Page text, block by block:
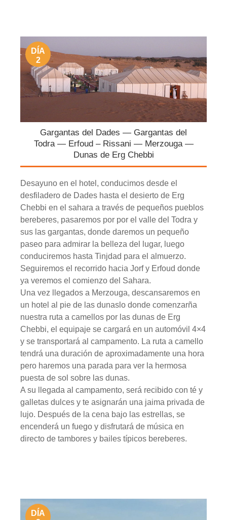
DÍA
2
Gargantas del Dades — Gargantas del
Todra — Erfoud – Rissani — Merzouga —
Dunas de Erg Chebbi
Desayuno en el hotel, conducimos desde el
desfiladero de Dades hasta el desierto de Erg
Chebbi en el sahara a través de pequeños pueblos
bereberes, pasaremos por por el valle del Todra y
sus las gargantas, donde daremos un pequeño
paseo para admirar la belleza del lugar, luego
conduciremos hasta Tinjdad para el almuerzo.
Seguiremos el recorrido hacia Jorf y Erfoud donde
ya veremos el comienzo del Sahara.
Una vez llegados a Merzouga, descansaremos en
un hotel al pie de las dunaslo donde comenzarña
nuestra ruta a camellos por las dunas de Erg
Chebbi, el equipaje se cargará en un automóvil 4×4
y se transportará al campamento. La ruta a camello
tendrá una duración de aproximadamente una hora
pero haremos una parada para ver la hermosa
puesta de sol sobre las dunas.
A su llegada al campamento, será recibido con té y
galletas dulces y te asignarán una jaima privada de
lujo. Después de la cena bajo las estrellas, se
encenderá un fuego y disfrutará de música en
directo de tambores y bailes típicos bereberes.
DÍA